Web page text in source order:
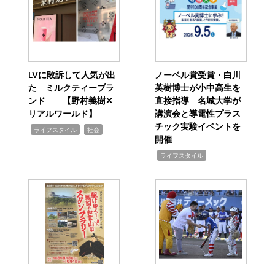
LVに敗訴して人気が出
た ミルクティーブラ
ンド 【野村義樹✕
リアルワールド】
ライフスタイル 社会
ノーベル賞受賞・白川
英樹博士が小中高生を
直接指導 名城大学が
講演会と導電性プラス
チック実験イベントを
開催
ライフスタイル